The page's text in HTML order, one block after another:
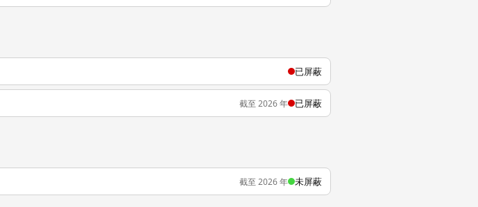
已屏蔽
截至 2026 年 已屏蔽
截至 2026 年 未屏蔽